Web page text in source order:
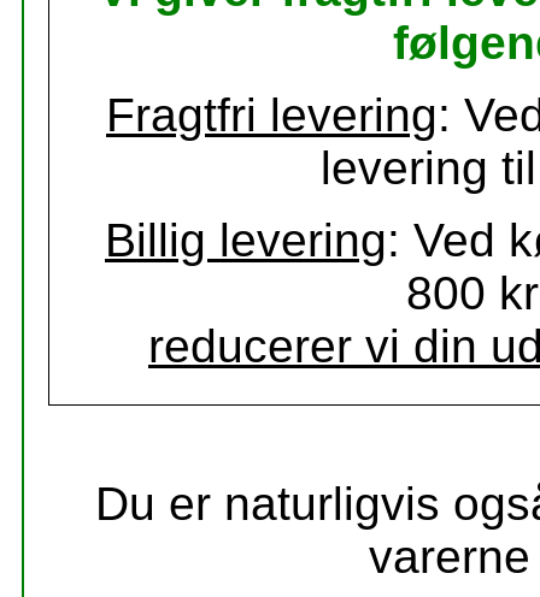
Fragtfri levering:
levering
Billig levering: Ved
800
reducerer vi din
Du er naturligvis